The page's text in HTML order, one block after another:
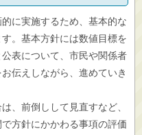
に実施するため、基本的な
。基本方針には数値目標を
表について、市民や関係者
伝えしながら、進めていき
、前倒しして見直すなど、
方針にかかわる事項の評価